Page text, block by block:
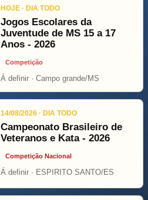
HOJE · DIA TODO
Jogos Escolares da
Juventude de MS 15 a 17
Anos - 2026
Competição
Á definir · Campo grande/MS
14/08/2026 · DIA TODO
Campeonato Brasileiro de
Veteranos e Kata - 2026
Competição Nacional
Á definir · ESPIRITO SANTO/ES